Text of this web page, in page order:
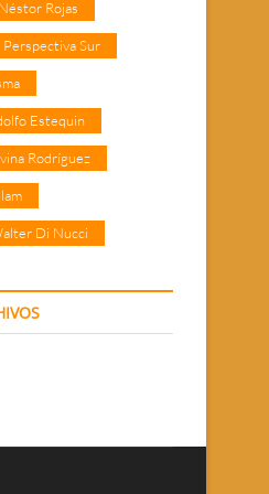
Néstor Rojas
Perspectiva Sur
Estequin
Rodríguez
Di Nucci